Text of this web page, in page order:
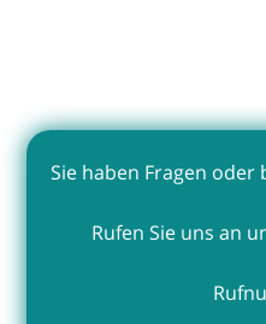
Sie haben Fragen oder
Rufen Sie uns an